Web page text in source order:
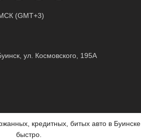
(GMT+3)
ул. Космовского, 195А
кредитных, битых авто в Буинске
быстро.